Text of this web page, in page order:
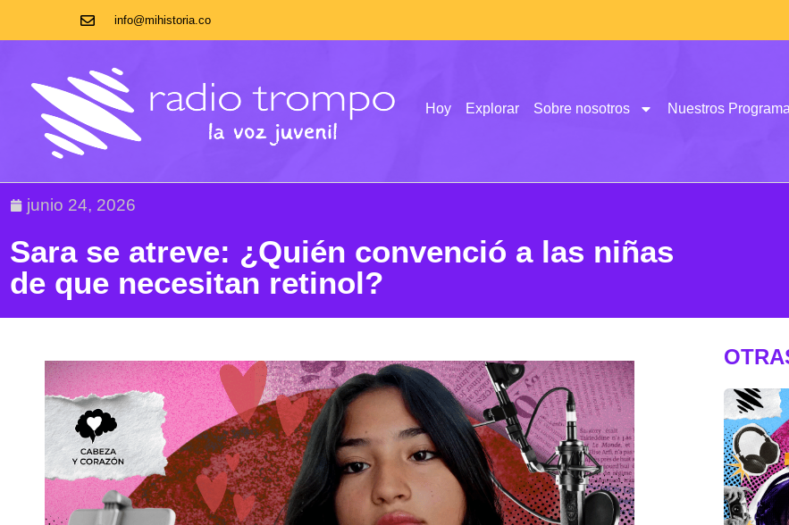
info@mihistoria.co
Hoy Explorar Sobre nosotros Nuestros
junio 24, 2026
Sara se atreve: ¿Quién convenció a las niñas
de que necesitan retinol?